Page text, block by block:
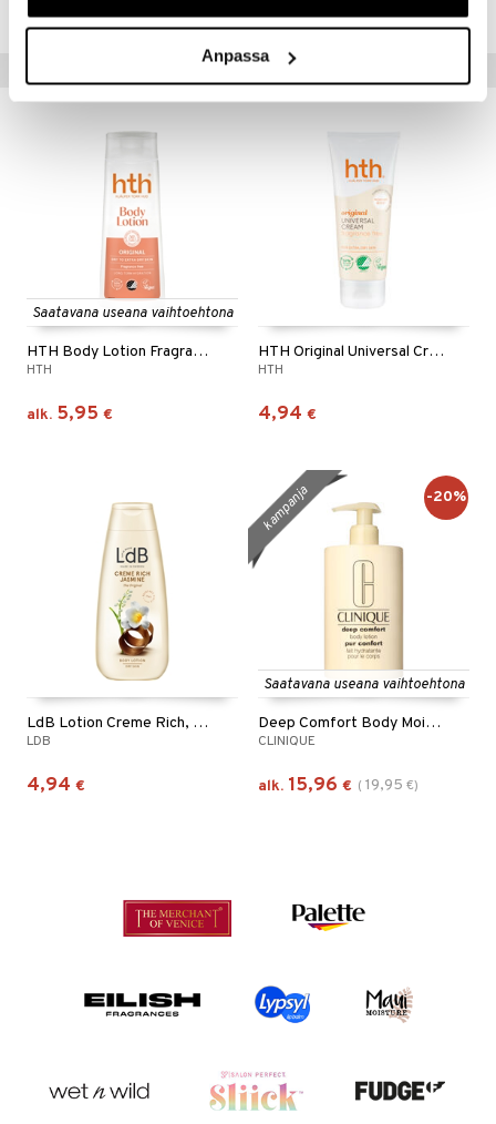
Anpassa
Suositut tuotteet
Saatavana useana vaihtoehtona
HTH Body Lotion Fragrance Free
HTH
alk. 5,95 €
HTH Original Universal Creme - Extra Dry skin
HTH
4,94 €
LdB Lotion Creme Rich, Jasmine - Dry Skin
LDB
4,94 €
Saatavana useana vaihtoehtona
Deep Comfort Body Moisture
CLINIQUE
alk. 15,96 € ( 19,95 €)
kampanja -20%